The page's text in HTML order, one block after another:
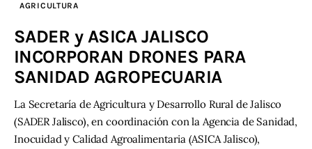
AGRICULTURA
SADER y ASICA JALISCO
INCORPORAN DRONES PARA
SANIDAD AGROPECUARIA
La Secretaría de Agricultura y Desarrollo Rural de Jalisco
(SADER Jalisco), en coordinación con la Agencia de Sanidad,
Inocuidad y Calidad Agroalimentaria (ASICA Jalisco),